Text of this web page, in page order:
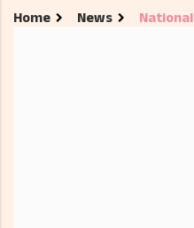
Home News National